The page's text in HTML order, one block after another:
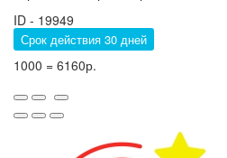
ID - 19949
Срок действия 30 дней
1000 = 6160р.